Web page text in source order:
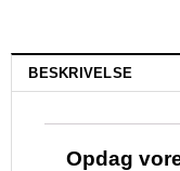
BESKRIVELSE
Opdag